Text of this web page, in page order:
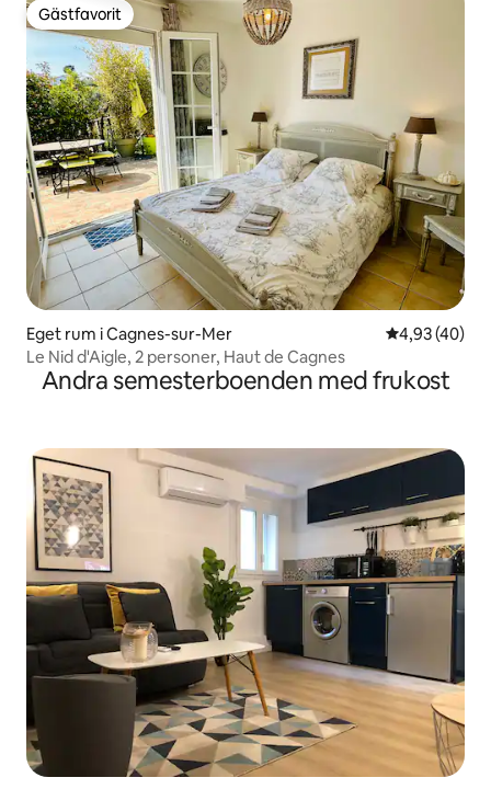
Gästfavorit
Gästfavorit
Eget rum i Cagnes-sur-Mer 4,93 av 5 i
4,93 (40)
Le Nid d'Aigle, 2 personer, Haut de Cagnes
Andra semesterboenden med frukost